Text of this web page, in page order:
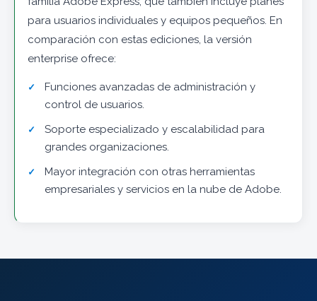
para usuarios individuales y equipos pequeños. En
comparación con estas ediciones, la versión
enterprise ofrece:
Funciones avanzadas de administración y
control de usuarios.
Soporte especializado y escalabilidad para
grandes organizaciones.
Mayor integración con otras herramientas
empresariales y servicios en la nube de Adobe.